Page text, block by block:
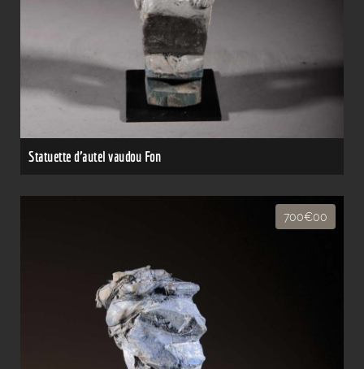
Statuette d'autel vaudou Fon
700€00